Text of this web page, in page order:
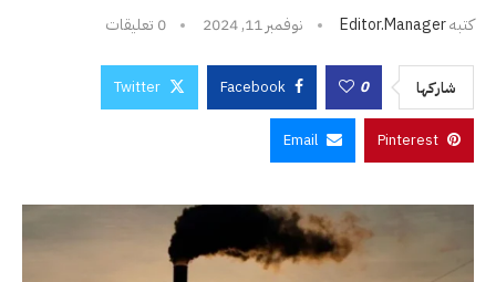
كتبهEditor.manager نوفمبر 11, 2024 0 تعليقات
شاركها 0
Facebook
Twitter
Pinterest
Email